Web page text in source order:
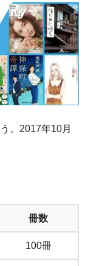
。2017年10月
冊数
100冊